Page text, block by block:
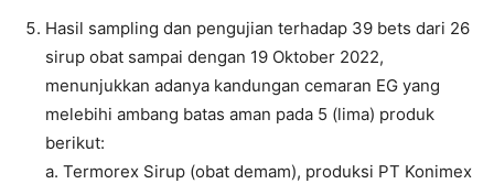
Hasil sampling dan pengujian terhadap 39 bets dari 26
sirup obat sampai dengan 19 Oktober 2022,
menunjukkan adanya kandungan cemaran EG yang
melebihi ambang batas aman pada 5 (lima) produk
berikut:
a. Termorex Sirup (obat demam), produksi PT Konimex